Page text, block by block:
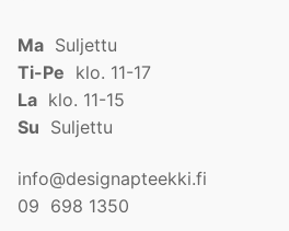
Ma Suljettu
Ti-Pe klo. 11-17
La klo. 11-15
Su Suljettu
info@designapteekki.fi
09 698 1350